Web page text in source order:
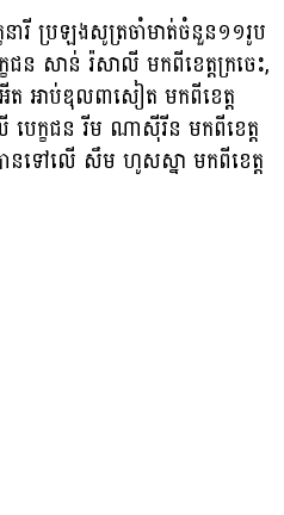
ារី ប្រឡងសូត្រចាំមាត់ចំនួន១១រូប
ន សាន់ រ៉សាលី មកពីខេត្តក្រចេះ,
អាប់ឌុលពាសៀត មកពីខេត្ត
េក្ខជន រីម ណាស៊ីរីន មកពីខេត្ត
នទៅលើ សឹម ហូសស្នា មកពីខេត្ត